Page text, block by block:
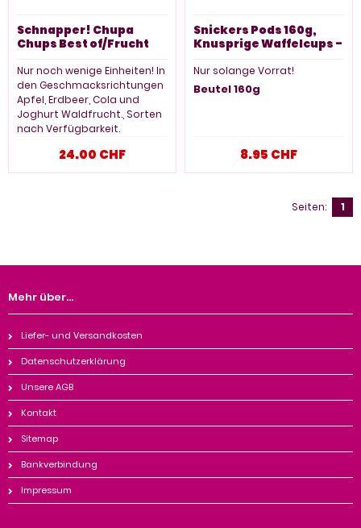
Schnapper! Chupa
Chups Best of/Frucht
Karton/Beutel
Nur noch wenige Einheiten! In
den Geschmacksrichtungen
Apfel, Erdbeer, Cola und
Joghurt Waldfrucht., Sorten
nach Verfügbarkeit.
100 Stück24.00 CHF
Snickers Pods 160g,
Knusprige Waffelcups -
Nur solange Vorrat!
Beutel 160g
8.95 CHF
Seiten: 1
Mehr über...
Liefer- und Versandkosten
Datenschutzerklärung
Unsere AGB
Kontakt
Sitemap
Bankverbindung
Impressum